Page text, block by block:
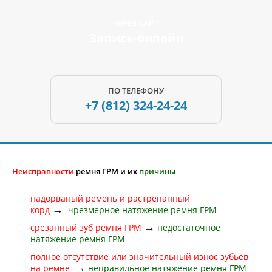
ПО ТЕЛЕФОНУ
+7 (812) 324-24-24
Неисправности ремня ГРМ и их причины
надорваный ремень и растрепанный
корд →
чрезмерное натяжение ремня ГРМ
срезанный зуб ремня ГРМ → недостаточное
натяжение ремня ГРМ
полное отсутствие или значительный износ зубьев
на ремне → неправильное натяжение ремня ГРМ